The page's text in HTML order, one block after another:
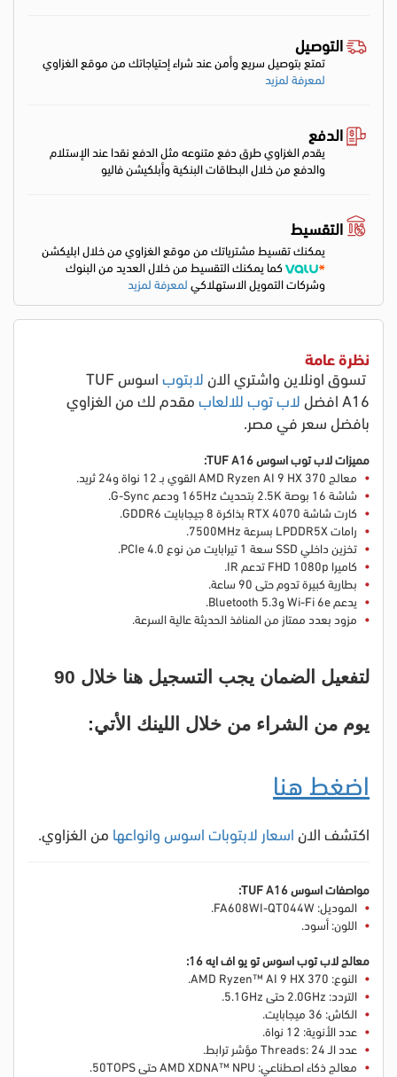
التوصيل
تمتع بتوصيل سريع وأمن عند شراء إحتياجاتك من موقع الغزاوي
لمعرفة لمزيد
الدفع
يقدم الغزاوي طرق دفع متنوعه مثل الدفع نقدا عند الإستلام
والدفع من خلال البطاقات البنكية وأبلكيشن فاليو
التقسيط
يمكنك تقسيط مشترياتك من موقع الغزاوي من خلال ابليكشن
كما يمكنك التقسيط من خلال العديد من البنوك
وشركات التمويل الاستهلاكيلمعرفة لمزيد
نظرة عامة
تسوق اونلاين واشتري الان لابتوب
اسوس TUF
A16 افضل
لاب توب للالعابمقدم لك من الغزاوي
بافضل سعر في مصر.
مميزاتلاب توب اسوس TUFA16:
معالج AMD Ryzen AI 9 HX 370 القوي بـ 12 نواة و24 ثريد.
شاشة 16 بوصة 2.5K بتحديث 165Hz ودعم G-Sync.
كارت شاشة RTX 4070 بذاكرة 8 جيجابايت GDDR6.
رامات LPDDR5X بسرعة 7500MHz.
تخزين داخلي SSD سعة 1 تيرابايت من نوع PCIe 4.0.
كاميرا FHD 1080p تدعم IR.
بطارية كبيرة تدوم حتى 90 ساعة.
يدعم Wi-Fi 6e وBluetooth 5.3.
مزود بعدد ممتاز من المنافذ الحديثة عالية السرعة.
لتفعيل الضمان يجب التسجيل هنا خلال 90
يوم من الشراء من خلال اللينك الأتي:
اضغط هنا
اكتشف الان اسعار لابتوبات اسوس وانواعها من الغزاوي.
مواصفات اسوس TUFA16:
الموديل: FA608WI-QT044W.
اللون: أسود.
معالج لاب توباسوس تو يو اف ايه 16:
النوع: AMD Ryzen™ AI 9 HX 370.
التردد: 2.0GHz حتى 5.1GHz.
الكاش: 36 ميجابايت.
عدد الأنوية: 12 نواة.
عدد الـ Threads: 24 مؤشر ترابط.
معالج ذكاء اصطناعي: AMD XDNA™ NPU حتى 50TOPS.